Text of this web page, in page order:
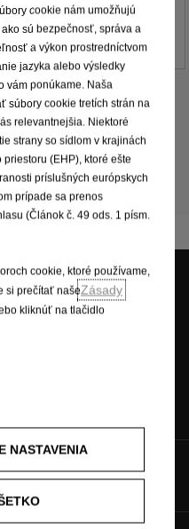
stránke sú iba
na základe informácií
na stránke.
vždy prosím so svojim
Cenová ponuka
cookie nám umožňujú
sú bezpečnosť, správa a
a výkon prostredníctvom
jazyka alebo výsledky
vám ponúkame. Naša
súbory cookie tretích strán na
relevantnejšia. Niektoré
strany so sídlom v krajinách
(EHP), ktoré ešte
príslušných európskych
prípade sa prenos
(Článok č. 49 ods. 1 písm.
cookie, ktoré používame,
si prečítať našeZásady
kliknúť na tlačidlo
NASTAVENIA